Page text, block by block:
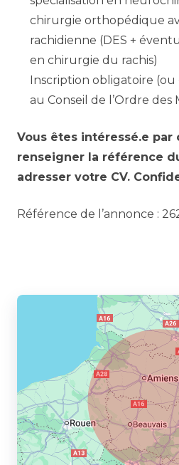
chirurgie orthopédique
rachidienne (DES +
en chirurgie du rachis)
Inscription obligatoire (ou
au Conseil de l’Ordre des
Vous êtes intéressé.e par
renseigner la référence
adresser votre CV.
Référence de l’annonce :